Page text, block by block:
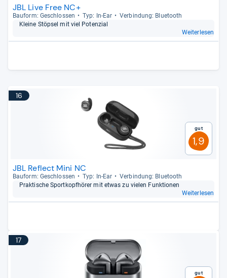
JBL Live Free NC+
Bau­form: Geschlos­sen Typ: In-​Ear
Ver­bin­dung: Blue­tooth
Kleine Stöp­sel mit viel Poten­zial
Weiterlesen
16
Gut
1,9
JBL Reflect Mini NC
Bau­form: Geschlos­sen Typ: In-​Ear
Ver­bin­dung: Blue­tooth
Prak­ti­sche Sport­kopf­hö­rer mit etwas zu vie­len Funk­tio­nen
Weiterlesen
17
Gut